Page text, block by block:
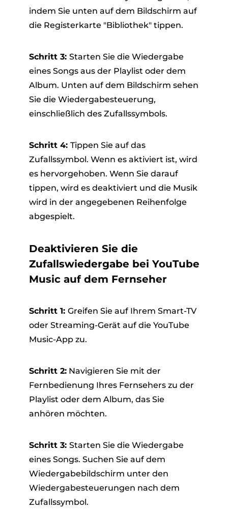
indem Sie unten auf dem Bildschirm auf
die Registerkarte "Bibliothek" tippen.
Schritt 3: Starten Sie die Wiedergabe
eines Songs aus der Playlist oder dem
Album. Unten auf dem Bildschirm sehen
Sie die Wiedergabesteuerung,
einschließlich des Zufallssymbols.
Schritt 4: Tippen Sie auf das
Zufallssymbol. Wenn es aktiviert ist, wird
es hervorgehoben. Wenn Sie darauf
tippen, wird es deaktiviert und die Musik
wird in der angegebenen Reihenfolge
abgespielt.
Deaktivieren Sie die
Zufallswiedergabe bei YouTube
Music auf dem Fernseher
Schritt 1: Greifen Sie auf Ihrem Smart-TV
oder Streaming-Gerät auf die YouTube
Music-App zu.
Schritt 2:Navigieren Sie mit der
Fernbedienung Ihres Fernsehers zu der
Playlist oder dem Album, das Sie
anhören möchten.
Schritt 3: Starten Sie die Wiedergabe
eines Songs. Suchen Sie auf dem
Wiedergabebildschirm unter den
Wiedergabesteuerungen nach dem
Zufallssymbol.